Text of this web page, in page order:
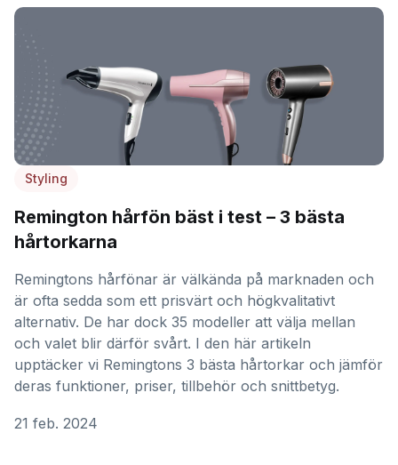
Styling
Remington hårfön bäst i test – 3 bästa
hårtorkarna
Remingtons hårfönar är välkända på marknaden och
är ofta sedda som ett prisvärt och högkvalitativt
alternativ. De har dock 35 modeller att välja mellan
och valet blir därför svårt. I den här artikeln
upptäcker vi Remingtons 3 bästa hårtorkar och jämför
deras funktioner, priser, tillbehör och snittbetyg.
21 feb. 2024